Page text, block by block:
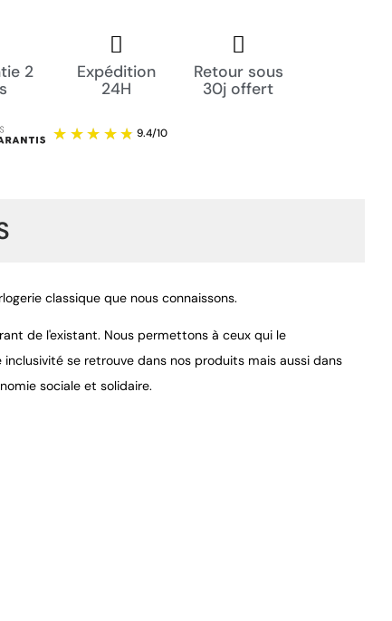
2
Expédition
24H
Retour sous
30j offert
9.4/10
classique que nous connaissons.
de l'existant. Nous permettons à ceux qui le
se retrouve dans nos produits mais aussi dans
sociale et solidaire.